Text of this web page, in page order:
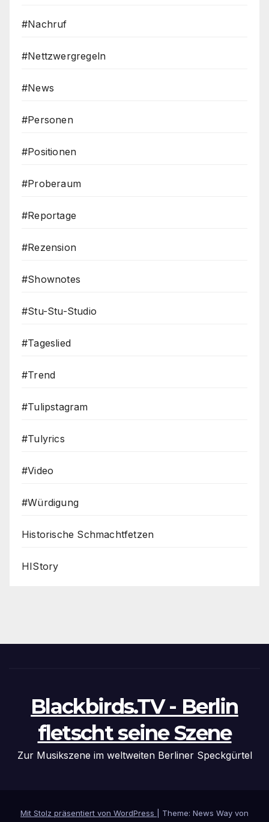
#Nachruf
#Nettzwergregeln
#News
#Personen
#Positionen
#Proberaum
#Reportage
#Rezension
#Shownotes
#Stu-Stu-Studio
#Tageslied
#Trend
#Tulipstagram
#Tulyrics
#Video
#Würdigung
Historische Schmachtfetzen
HIStory
Blackbirds.TV - Berlin
fletscht seine Szene
Zur Musikszene im weltweiten Berliner Speckgürtel
Mit Stolz präsentiert von WordPress Theme: News Way von